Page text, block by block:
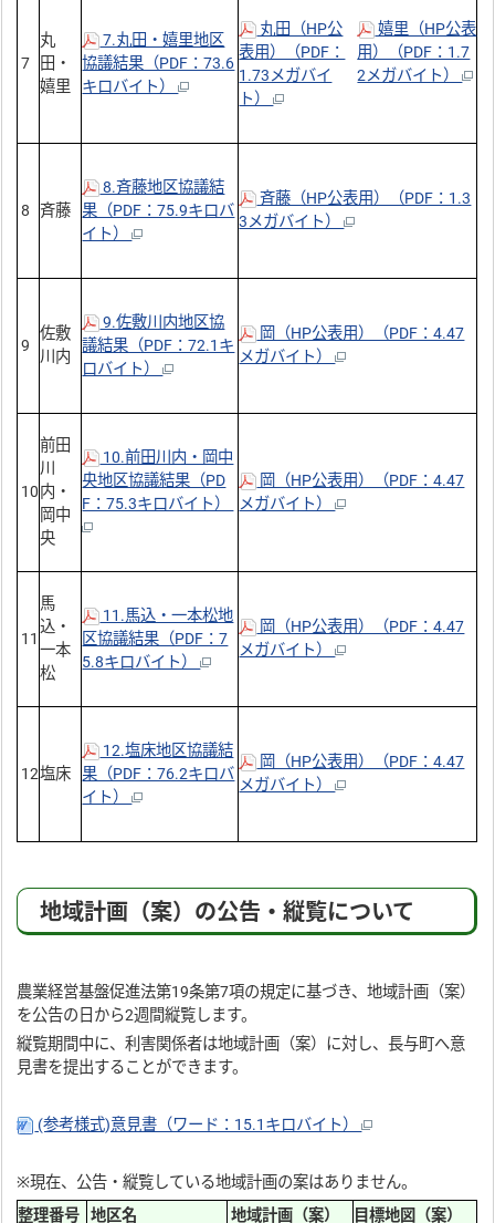
7
丸
田・
嬉里
7.丸田・嬉里地区
協議結果（PDF：73.6
キロバイト）
丸田（HP公
表用）（PDF：
1.73メガバイ
ト）
嬉里（HP公表
用）（PDF：1.7
2メガバイト）
8 斉藤
8.斉藤地区協議結
果（PDF：75.9キロバ
イト）
斉藤（HP公表用）（PDF：1.3
3メガバイト）
9
佐敷
川内
9.佐敷川内地区協
議結果（PDF：72.1キ
ロバイト）
岡（HP公表用）（PDF：4.47
メガバイト）
10
前田
川
内・
岡中
央
10.前田川内・岡中
央地区協議結果（PD
F：75.3キロバイト）
岡（HP公表用）（PDF：4.47
メガバイト）
11
馬
込・
一本
松
11.馬込・一本松地
区協議結果（PDF：7
5.8キロバイト）
岡（HP公表用）（PDF：4.47
メガバイト）
12塩床
12.塩床地区協議結
果（PDF：76.2キロバ
イト）
岡（HP公表用）（PDF：4.47
メガバイト）
地域計画（案）の公告・縦覧について
農業経営基盤促進法第19条第7項の規定に基づき、地域計画（案）
を公告の日から2週間縦覧します。
縦覧期間中に、利害関係者は地域計画（案）に対し、長与町へ意
見書を提出することができます。
(参考様式)意見書（ワード：15.1キロバイト）
※現在、公告・縦覧している地域計画の案はありません。
整理番号 地区名 地域計画（案）
目標地図（案）